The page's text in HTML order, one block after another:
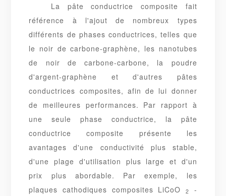
La pâte conductrice composite fait
référence à l'ajout de nombreux types
différents de phases conductrices, telles que
le noir de carbone-graphène, les nanotubes
de noir de carbone-carbone, la poudre
d'argent-graphène et d'autres pâtes
conductrices composites, afin de lui donner
de meilleures performances. Par rapport à
une seule phase conductrice, la pâte
conductrice composite présente les
avantages d'une conductivité plus stable,
d'une plage d'utilisation plus large et d'un
prix plus abordable. Par exemple, les
plaques cathodiques composites LiCoO
2
-